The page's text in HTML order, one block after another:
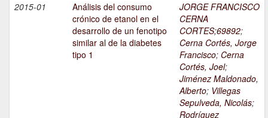
2015-01
Análisis del consumo
crónico de etanol en el
desarrollo de un fenotipo
similar al de la diabetes
tipo 1
JORGE FRANCISCO
CERNA
CORTES;69892;
Cerna Cortés, Jorge
Francisco; Cerna
Cortés, Joel;
Jiménez Maldonado,
Alberto; Villegas
Sepulveda, Nicolás;
Rodríguez